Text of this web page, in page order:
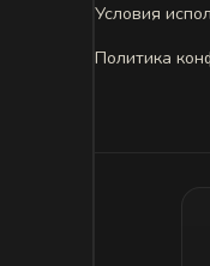
Условия
Политика